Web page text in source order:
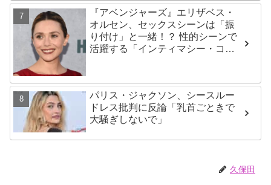
『アベンジャーズ』エリザベス・
オルセン、セックスシーンは「振
り付け」と一緒！？ 性的シーンで
活躍する「インティマシー・コー
パリス・ジャクソン、シースルー
ドレス批判に反論「乳首ごときで
大騒ぎしないで」
久保田